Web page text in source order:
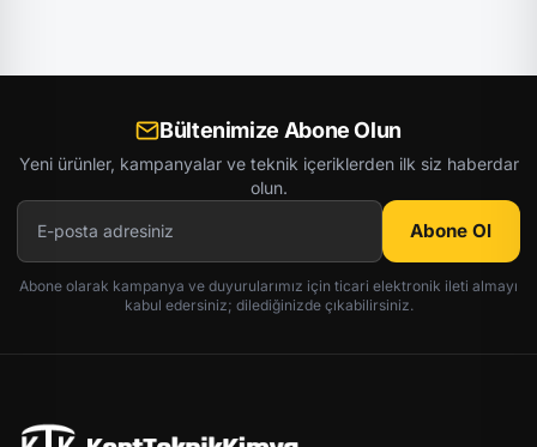
Bültenimize Abone Olun
Yeni ürünler, kampanyalar ve teknik içeriklerden ilk siz haberdar
olun.
Abone Ol
Abone olarak kampanya ve duyurularımız için ticari elektronik ileti almayı
kabul edersiniz; dilediğinizde çıkabilirsiniz.